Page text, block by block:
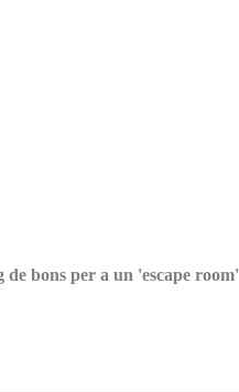
bons per a un 'escape room'